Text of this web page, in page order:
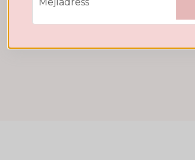
Älskar
för 2 år